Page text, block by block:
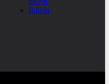
Βιβλία